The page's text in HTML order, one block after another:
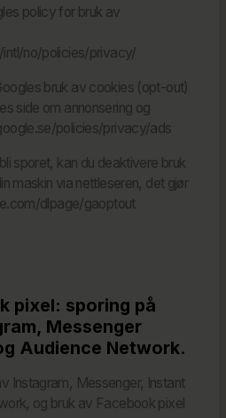
policy for bruk av
no/policies/privacy/
bruk av cookies (opt-out)
side om annonsering og
policies/privacy/ads
sporet, kan du deaktivere bruk
maskin via nettleseren, det gjør
dlpage/gaoptout
pixel: sporing på
Messenger
Audience Network.
Instagram, Messenger, Instant
og bruk av Facebook pixel